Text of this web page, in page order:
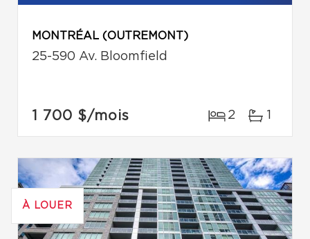
MONTRÉAL (OUTREMONT)
25-590 Av. Bloomfield
1 700 $/mois 2 1
À LOUER